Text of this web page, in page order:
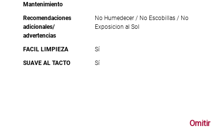
Mantenimiento
Recomendaciones
adicionales/
advertencias
No Humedecer / No Escobillas / No
Exposicion al Sol
FACIL LIMPIEZA
Sí
SUAVE AL TACTO
Sí